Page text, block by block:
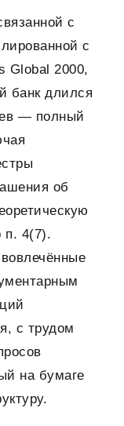
с
с
Global 2000,
банк длился
— полный
об
п. 4(7).
с трудом
на бумаге